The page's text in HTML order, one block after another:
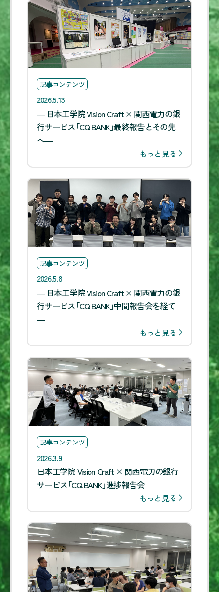
記事コンテンツ
2026.5.13
― 日本工学院 Vision Craft × 関西電力の銀
行サービス「CQ BANK」最終報告とその先
へ―
もっと見る
記事コンテンツ
2026.5.8
― 日本工学院 Vision Craft × 関西電力の銀
行サービス「CQ BANK」中間報告会を経て
―
もっと見る
記事コンテンツ
2026.3.9
日本工学院 Vision Craft × 関西電力の銀行
サービス「CQ BANK」進捗報告会
もっと見る